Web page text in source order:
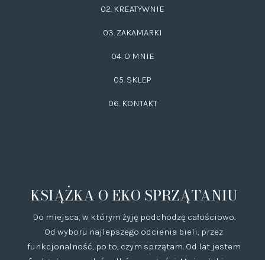
02. KREATYWNIE
03. ZAKAMARKI
04. O MNIE
05. SKLEP
06. KONTAKT
KSIĄŻKA O EKO SPRZĄTANIU
Do miejsca, w którym żyję podchodzę całościowo.
Od wyboru najlepszego odcienia bieli, przez
funkcjonalność, po to, czym sprzątam. Od lat jestem